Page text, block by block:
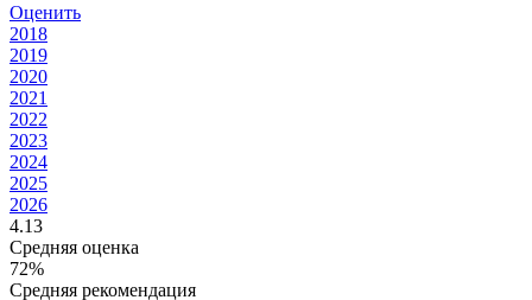
Оценить
2018
2019
2020
2021
2022
2023
2024
2025
2026
4.13
Средняя оценка
72%
Средняя рекомендация